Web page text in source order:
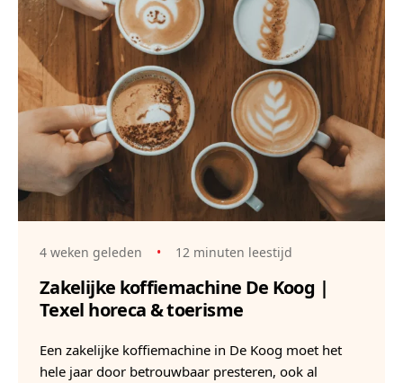
4 weken geleden • 12 minuten leestijd
Zakelijke koffiemachine De Koog |
Texel horeca & toerisme
Een zakelijke koffiemachine in De Koog moet het
hele jaar door betrouwbaar presteren, ook al